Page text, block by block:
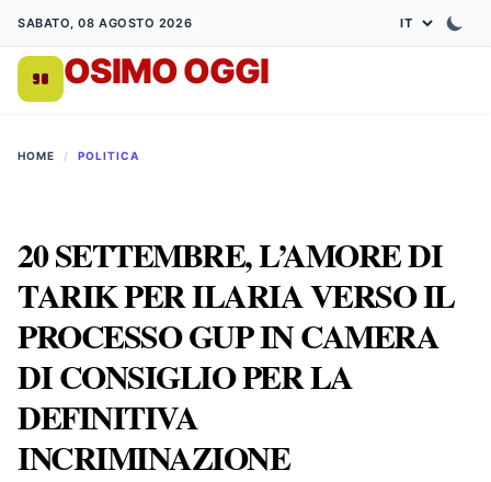
SABATO, 08 AGOSTO 2026
OSIMO OGGI
HOME / POLITICA
20 SETTEMBRE, L’AMORE DI
TARIK PER ILARIA VERSO IL
PROCESSO GUP IN CAMERA
DI CONSIGLIO PER LA
DEFINITIVA
INCRIMINAZIONE